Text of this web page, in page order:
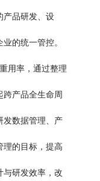
产品研发、设
的统一管控。
用率，通过整理
跨产品全生命周
发数据管理、产
理的目标，提高
与研发效率，改